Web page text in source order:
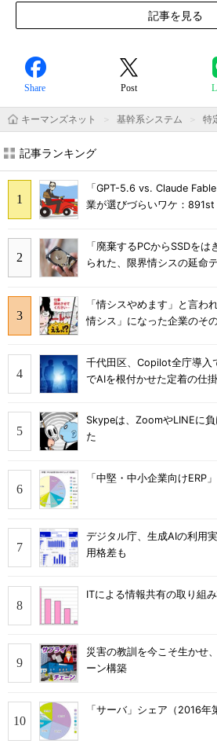
記事を見る
Share Post
キーマンズネット 基幹系システム 特
記事ランキング
「GPT-5.6 vs. Claude
業が選びづらいワケ：891st
「廃棄するPCからSSDを
られた、限界情シスの延命
「情シスやめます」と言
情シス」になった企業のそ
千代田区、Copilot全庁導
でAIを根付かせた定着の仕
Skypeは、ZoomやLINEに
た
「中堅・中小企業向けERP
デジタル庁、生成AIの利用
用格差も
ITによる情報共有の取り組
災害の教訓を今こそ生かせ
ーン構築
「サーバ」シェア（2016年